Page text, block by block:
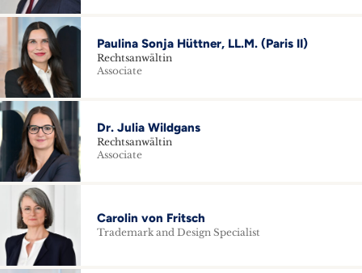
Paulina Sonja Hüttner, LL.M. (Paris II)
Rechtsanwältin
Associate
Dr. Julia Wildgans
Rechtsanwältin
Associate
Carolin von Fritsch
Trademark and Design Specialist